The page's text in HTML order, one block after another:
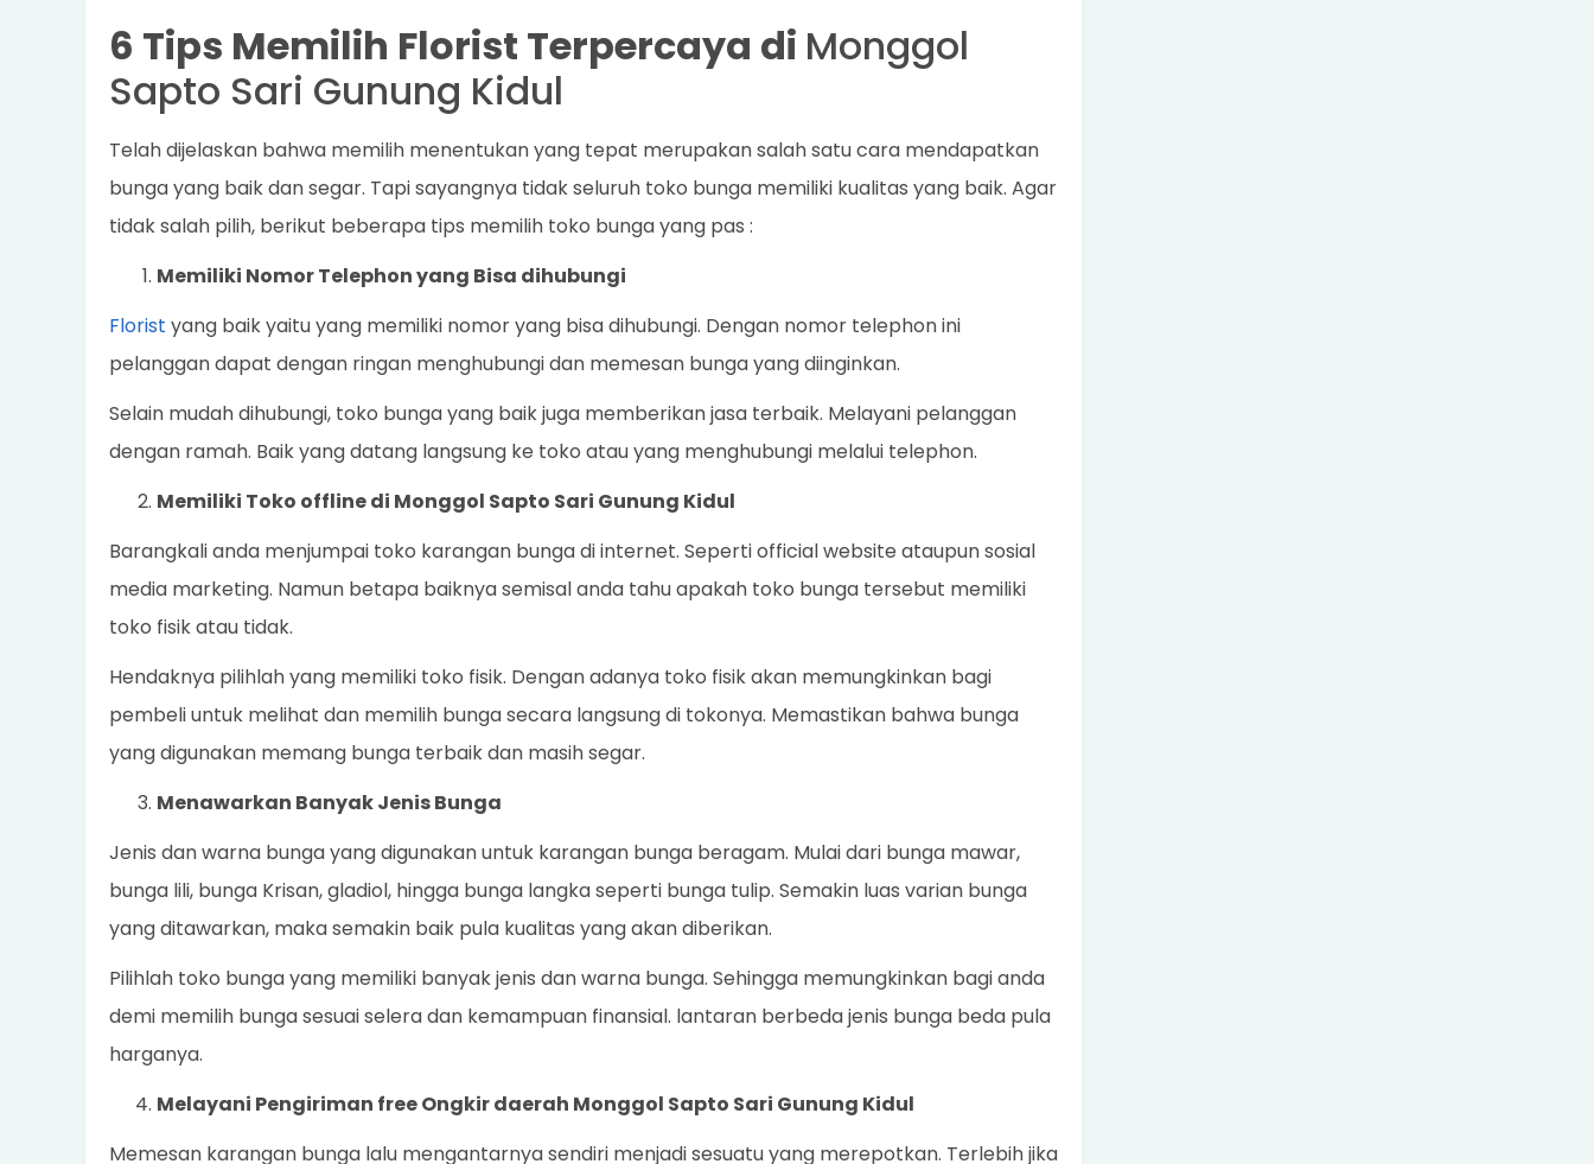
6 Tips Memilih Florist Terpercaya di Monggol
Sapto Sari Gunung Kidul
Telah dijelaskan bahwa memilih menentukan yang tepat merupakan salah satu cara mendapatkan
bunga yang baik dan segar. Tapi sayangnya tidak seluruh toko bunga memiliki kualitas yang baik. Agar
tidak salah pilih, berikut beberapa tips memilih toko bunga yang pas :
Memiliki Nomor Telephon yang Bisa dihubungi
Florist yang baik yaitu yang memiliki nomor yang bisa dihubungi. Dengan nomor telephon ini
pelanggan dapat dengan ringan menghubungi dan memesan bunga yang diinginkan.
Selain mudah dihubungi, toko bunga yang baik juga memberikan jasa terbaik. Melayani pelanggan
dengan ramah. Baik yang datang langsung ke toko atau yang menghubungi melalui telephon.
Memiliki Toko offline di Monggol Sapto Sari Gunung Kidul
Barangkali anda menjumpai toko karangan bunga di internet. Seperti official website ataupun sosial
media marketing. Namun betapa baiknya semisal anda tahu apakah toko bunga tersebut memiliki
toko fisik atau tidak.
Hendaknya pilihlah yang memiliki toko fisik. Dengan adanya toko fisik akan memungkinkan bagi
pembeli untuk melihat dan memilih bunga secara langsung di tokonya. Memastikan bahwa bunga
yang digunakan memang bunga terbaik dan masih segar.
Menawarkan Banyak Jenis Bunga
Jenis dan warna bunga yang digunakan untuk karangan bunga beragam. Mulai dari bunga mawar,
bunga lili, bunga Krisan, gladiol, hingga bunga langka seperti bunga tulip. Semakin luas varian bunga
yang ditawarkan, maka semakin baik pula kualitas yang akan diberikan.
Pilihlah toko bunga yang memiliki banyak jenis dan warna bunga. Sehingga memungkinkan bagi anda
demi memilih bunga sesuai selera dan kemampuan finansial. lantaran berbeda jenis bunga beda pula
harganya.
Melayani Pengiriman free Ongkir daerah Monggol Sapto Sari Gunung Kidul
Memesan karangan bunga lalu mengantarnya sendiri menjadi sesuatu yang merepotkan. Terlebih jika